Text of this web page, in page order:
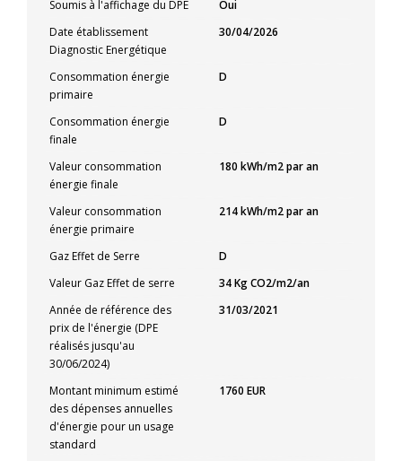
Soumis à l'affichage du DPE
Oui
Date établissement
Diagnostic Energétique
30/04/2026
Consommation énergie
primaire
D
Consommation énergie
finale
D
Valeur consommation
énergie finale
180 kWh/m2 par an
Valeur consommation
énergie primaire
214 kWh/m2 par an
Gaz Effet de Serre
D
Valeur Gaz Effet de serre
34 Kg CO2/m2/an
Année de référence des
prix de l'énergie (DPE
réalisés jusqu'au
30/06/2024)
31/03/2021
Montant minimum estimé
des dépenses annuelles
d'énergie pour un usage
standard
1760 EUR